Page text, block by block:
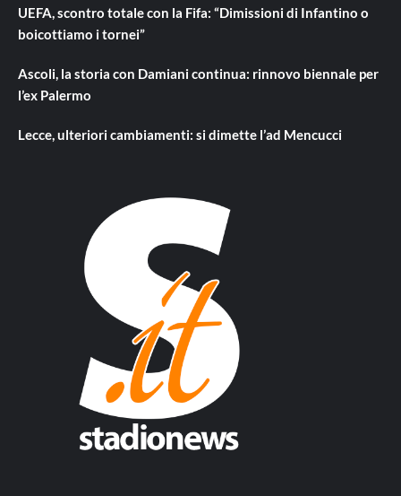
UEFA, scontro totale con la Fifa: “Dimissioni di Infantino o
boicottiamo i tornei”
Ascoli, la storia con Damiani continua: rinnovo biennale per
l’ex Palermo
Lecce, ulteriori cambiamenti: si dimette l’ad Mencucci